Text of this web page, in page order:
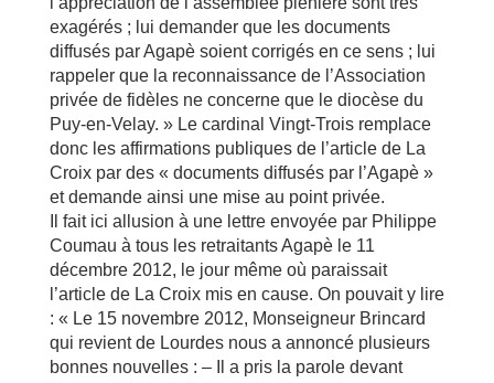
exagérés ; lui demander que les documents
diffusés par Agapè soient corrigés en ce sens ; lui
rappeler que la reconnaissance de l’Association
privée de fidèles ne concerne que le diocèse du
Puy-en-Velay. » Le cardinal Vingt-Trois remplace
donc les affirmations publiques de l’article de La
Croix par des « documents diffusés par l’Agapè »
et demande ainsi une mise au point privée.
Il fait ici allusion à une lettre envoyée par Philippe
Coumau à tous les retraitants Agapè le 11
décembre 2012, le jour même où paraissait
l’article de La Croix mis en cause. On pouvait y lire
: « Le 15 novembre 2012, Monseigneur Brincard
qui revient de Lourdes nous a annoncé plusieurs
bonnes nouvelles : – Il a pris la parole devant